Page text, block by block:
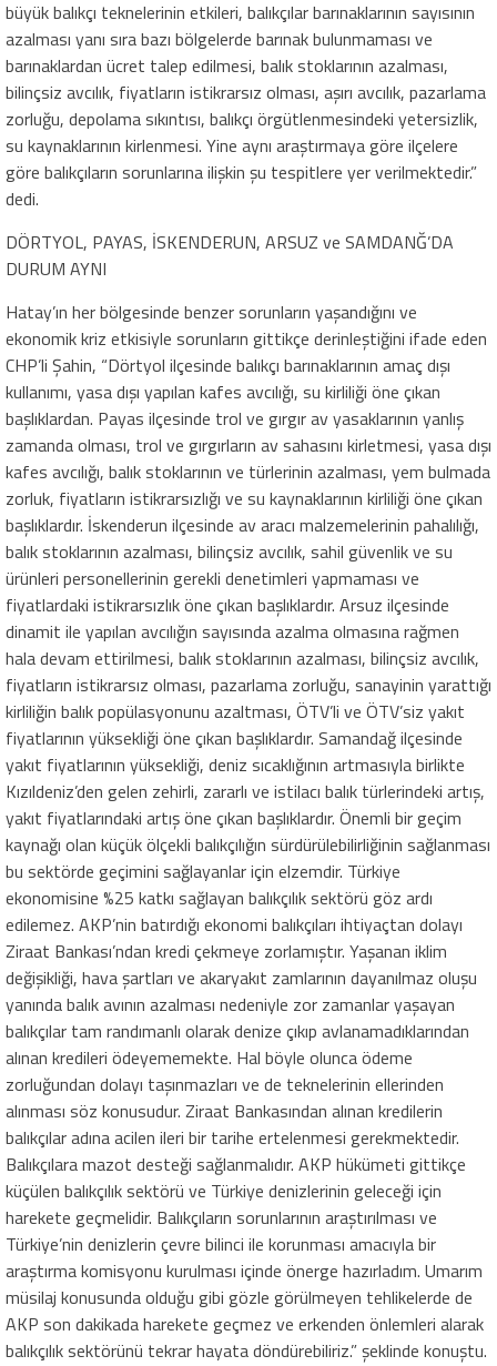
büyük balıkçı teknelerinin etkileri, balıkçılar barınaklarının sayısının
azalması yanı sıra bazı bölgelerde barınak bulunmaması ve
barınaklardan ücret talep edilmesi, balık stoklarının azalması,
bilinçsiz avcılık, fiyatların istikrarsız olması, aşırı avcılık, pazarlama
zorluğu, depolama sıkıntısı, balıkçı örgütlenmesindeki yetersizlik,
su kaynaklarının kirlenmesi. Yine aynı araştırmaya göre ilçelere
göre balıkçıların sorunlarına ilişkin şu tespitlere yer verilmektedir.”
dedi.
DÖRTYOL, PAYAS, İSKENDERUN, ARSUZ ve SAMDANĞ’DA
DURUM AYNI
Hatay’ın her bölgesinde benzer sorunların yaşandığını ve
ekonomik kriz etkisiyle sorunların gittikçe derinleştiğini ifade eden
CHP’li Şahin, “Dörtyol ilçesinde balıkçı barınaklarının amaç dışı
kullanımı, yasa dışı yapılan kafes avcılığı, su kirliliği öne çıkan
başlıklardan. Payas ilçesinde trol ve gırgır av yasaklarının yanlış
zamanda olması, trol ve gırgırların av sahasını kirletmesi, yasa dışı
kafes avcılığı, balık stoklarının ve türlerinin azalması, yem bulmada
zorluk, fiyatların istikrarsızlığı ve su kaynaklarının kirliliği öne çıkan
başlıklardır. İskenderun ilçesinde av aracı malzemelerinin pahalılığı,
balık stoklarının azalması, bilinçsiz avcılık, sahil güvenlik ve su
ürünleri personellerinin gerekli denetimleri yapmaması ve
fiyatlardaki istikrarsızlık öne çıkan başlıklardır. Arsuz ilçesinde
dinamit ile yapılan avcılığın sayısında azalma olmasına rağmen
hala devam ettirilmesi, balık stoklarının azalması, bilinçsiz avcılık,
fiyatların istikrarsız olması, pazarlama zorluğu, sanayinin yarattığı
kirliliğin balık popülasyonunu azaltması, ÖTV’li ve ÖTV’siz yakıt
fiyatlarının yüksekliği öne çıkan başlıklardır. Samandağ ilçesinde
yakıt fiyatlarının yüksekliği, deniz sıcaklığının artmasıyla birlikte
Kızıldeniz’den gelen zehirli, zararlı ve istilacı balık türlerindeki artış,
yakıt fiyatlarındaki artış öne çıkan başlıklardır. Önemli bir geçim
kaynağı olan küçük ölçekli balıkçılığın sürdürülebilirliğinin sağlanması
bu sektörde geçimini sağlayanlar için elzemdir. Türkiye
ekonomisine %25 katkı sağlayan balıkçılık sektörü göz ardı
edilemez. AKP’nin batırdığı ekonomi balıkçıları ihtiyaçtan dolayı
Ziraat Bankası’ndan kredi çekmeye zorlamıştır. Yaşanan iklim
değişikliği, hava şartları ve akaryakıt zamlarının dayanılmaz oluşu
yanında balık avının azalması nedeniyle zor zamanlar yaşayan
balıkçılar tam randımanlı olarak denize çıkıp avlanamadıklarından
alınan kredileri ödeyememekte. Hal böyle olunca ödeme
zorluğundan dolayı taşınmazları ve de teknelerinin ellerinden
alınması söz konusudur. Ziraat Bankasından alınan kredilerin
balıkçılar adına acilen ileri bir tarihe ertelenmesi gerekmektedir.
Balıkçılara mazot desteği sağlanmalıdır. AKP hükümeti gittikçe
küçülen balıkçılık sektörü ve Türkiye denizlerinin geleceği için
harekete geçmelidir. Balıkçıların sorunlarının araştırılması ve
Türkiye’nin denizlerin çevre bilinci ile korunması amacıyla bir
araştırma komisyonu kurulması içinde önerge hazırladım. Umarım
müsilaj konusunda olduğu gibi gözle görülmeyen tehlikelerde de
AKP son dakikada harekete geçmez ve erkenden önlemleri alarak
balıkçılık sektörünü tekrar hayata döndürebiliriz.” şeklinde konuştu.